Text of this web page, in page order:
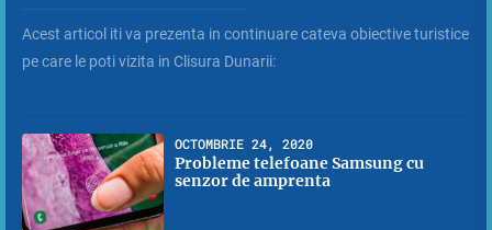
Acest articol iti va prezenta in continuare cateva obiective turistice
pe care le poti vizita in Clisura Dunarii:
OCTOMBRIE 24, 2020
Probleme telefoane Samsung cu
senzor de amprenta